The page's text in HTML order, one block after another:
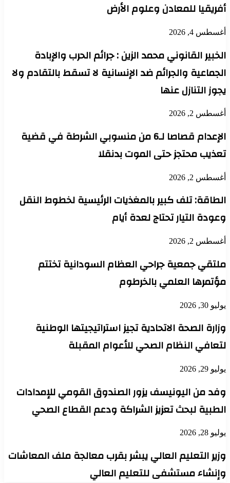
أفريقيا للمعادن وعلوم الأرض
أغسطس 4, 2026
الخبير القانوني محمد الزين : جرائم الحرب والإبادة
الجماعية والجرائم ضد الإنسانية لا تسقط بالتقادم ولا
يجوز التنازل عنها
أغسطس 2, 2026
الإعدام قصاصا لـ6 من منسوبي الشرطة في قضية
تعذيب محتجز حتى الموت بدنقلا
أغسطس 2, 2026
الطاقة: تلف كبير بالمغذيات الرئيسية لخطوط النقل
وعودة التيار تحتاج لعدة أيام
أغسطس 2, 2026
ملتقي جمعية جراحي العظام السودانية تختتم
مؤتمرها العلمي بالخرطوم
يوليو 30, 2026
وزارة الصحة الاتحادية تجيز استراتيجيتها الوطنية
لتعافي النظام الصحي للأعوام المقبلة
يوليو 29, 2026
وفد من اليونيسف يزور الصندوق القومي للإمدادات
الطبية لبحث تعزيز الشراكة ودعم القطاع الصحي
يوليو 28, 2026
وزير التعليم العالي يبشر بقرب معالجة ملف المعاشات
وإنشاء مستشفى للتعليم العالي